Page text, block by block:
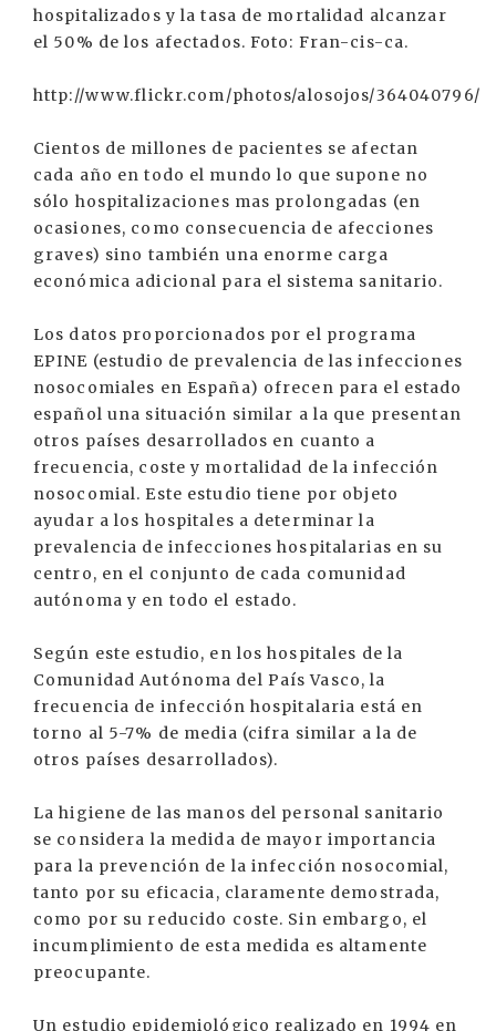
hospitalizados y la tasa de mortalidad alcanzar
el 50% de los afectados. Foto: Fran-cis-ca.
http://www.flickr.com/photos/alosojos/364040796/
Cientos de millones de pacientes se afectan
cada año en todo el mundo lo que supone no
sólo hospitalizaciones mas prolongadas (en
ocasiones, como consecuencia de afecciones
graves) sino también una enorme carga
económica adicional para el sistema sanitario.
Los datos proporcionados por el programa
EPINE (estudio de prevalencia de las infecciones
nosocomiales en España) ofrecen para el estado
español una situación similar a la que presentan
otros países desarrollados en cuanto a
frecuencia, coste y mortalidad de la infección
nosocomial. Este estudio tiene por objeto
ayudar a los hospitales a determinar la
prevalencia de infecciones hospitalarias en su
centro, en el conjunto de cada comunidad
autónoma y en todo el estado.
Según este estudio, en los hospitales de la
Comunidad Autónoma del País Vasco, la
frecuencia de infección hospitalaria está en
torno al 5-7% de media (cifra similar a la de
otros países desarrollados).
La higiene de las manos del personal sanitario
se considera la medida de mayor importancia
para la prevención de la infección nosocomial,
tanto por su eficacia, claramente demostrada,
como por su reducido coste. Sin embargo, el
incumplimiento de esta medida es altamente
preocupante.
Un estudio epidemiológico realizado en 1994 en